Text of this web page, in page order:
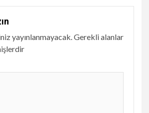
yayınlanmayacak. Gerekli alanlar